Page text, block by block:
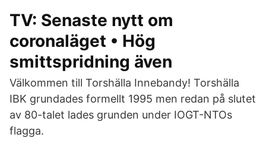
TV: Senaste nytt om
coronaläget • Hög
smittspridning även
Välkommen till Torshälla Innebandy! Torshälla
IBK grundades formellt 1995 men redan på slutet
av 80-talet lades grunden under IOGT-NTOs
flagga.